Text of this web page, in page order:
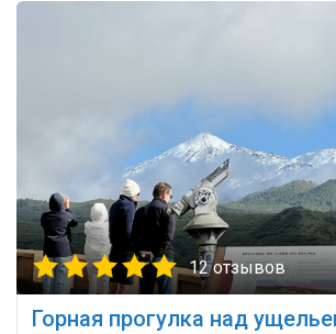
12 отзывов
Горная прогулка над